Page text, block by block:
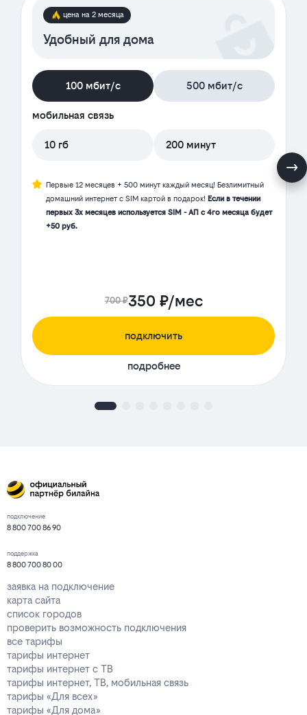
цена на 2 месяца
Удобный для дома
100 мбит/с 500 мбит/с
мобильная связь
10 гб 200 минут
Первые 12 месяцев + 500 минут каждый месяц! Безлимитный
домашний интернет с SIM картой в подарок! Если в течении
первых 3х месяцев используется SIM - АП с 4го месяца будет
+50 руб.
700 ₽350 ₽/мес
подключить
подробнее
подключение
8 800 700 86 90
поддержка
8 800 700 80 00
заявка на подключение
карта сайта
список городов
проверить возможность подключения
все тарифы
тарифы интернет
тарифы интернет с ТВ
тарифы интернет, ТВ, мобильная связь
тарифы «Для всех»
тарифы «Для дома»